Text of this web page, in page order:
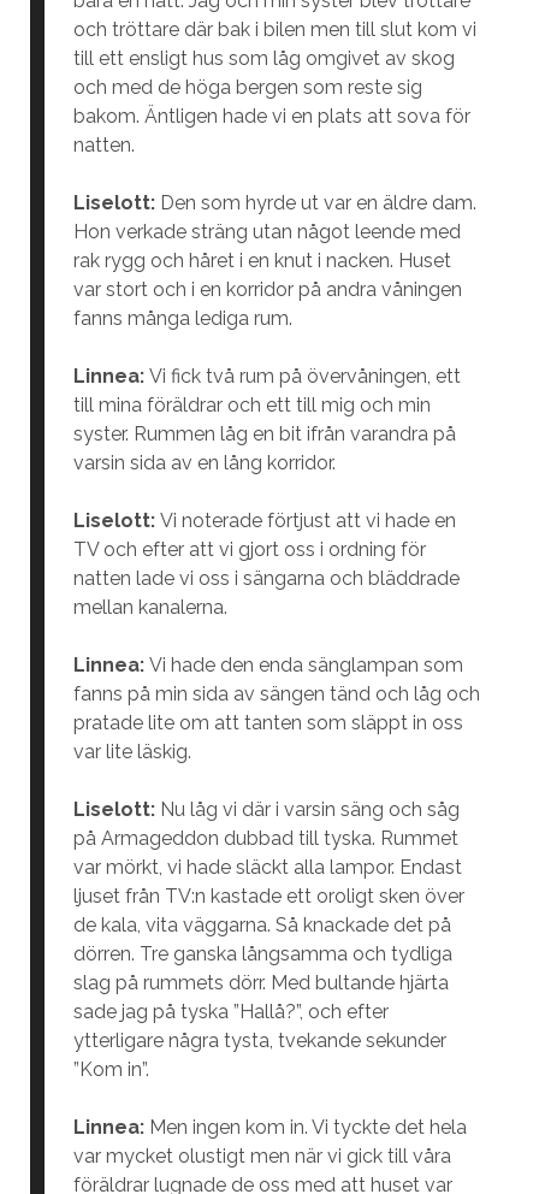
och tröttare där bak i bilen men till slut kom vi
till ett ensligt hus som låg omgivet av skog
och med de höga bergen som reste sig
bakom. Äntligen hade vi en plats att sova för
natten.
Liselott: Den som hyrde ut var en äldre dam.
Hon verkade sträng utan något leende med
rak rygg och håret i en knut i nacken. Huset
var stort och i en korridor på andra våningen
fanns många lediga rum.
Linnea: Vi fick två rum på övervåningen, ett
till mina föräldrar och ett till mig och min
syster. Rummen låg en bit ifrån varandra på
varsin sida av en lång korridor.
Liselott: Vi noterade förtjust att vi hade en
TV och efter att vi gjort oss i ordning för
natten lade vi oss i sängarna och bläddrade
mellan kanalerna.
Linnea: Vi hade den enda sänglampan som
fanns på min sida av sängen tänd och låg och
pratade lite om att tanten som släppt in oss
var lite läskig.
Liselott: Nu låg vi där i varsin säng och såg
på Armageddon dubbad till tyska. Rummet
var mörkt, vi hade släckt alla lampor. Endast
ljuset från TV:n kastade ett oroligt sken över
de kala, vita väggarna. Så knackade det på
dörren. Tre ganska långsamma och tydliga
slag på rummets dörr. Med bultande hjärta
sade jag på tyska ”Hallå?”, och efter
ytterligare några tysta, tvekande sekunder
”Kom in”.
Linnea: Men ingen kom in. Vi tyckte det hela
var mycket olustigt men när vi gick till våra
föräldrar lugnade de oss med att huset var